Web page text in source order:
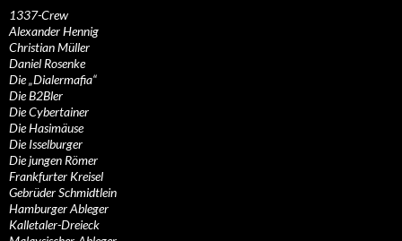
1337-Crew
Alexander Hennig
Christian Müller
Daniel Rosenke
Die „Dialermafia“
Die B2Bler
Die Cybertainer
Die Hasimäuse
Die Isselburger
Die jungen Römer
Frankfurter Kreisel
Gebrüder Schmidtlein
Hamburger Ableger
Kalletaler-Dreieck